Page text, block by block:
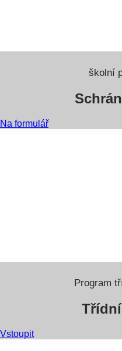
školní
Na formulář
Program
Vstoupit